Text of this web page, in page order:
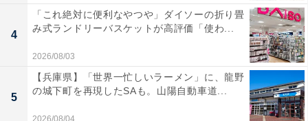
4
「これ絶対に便利なやつや」ダイソーの折り畳
み式ランドリーバスケットが高評価「使わ...
2026/08/03
5
【兵庫県】「世界一忙しいラーメン」に、龍野
の城下町を再現したSAも。山陽自動車道...